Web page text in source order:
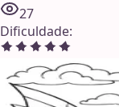
27
Dificuldade: